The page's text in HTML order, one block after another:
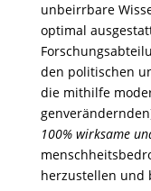
unbeirrbare
optimal
den politischen
die mithilfe
100% wirksame
herzustellen und